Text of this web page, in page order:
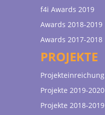
f4i Awards 2019
Awards 2018-2019
Awards 2017-2018
PROJEKTE
Projekteinreichung
Projekte 2019-2020
Projekte 2018-2019